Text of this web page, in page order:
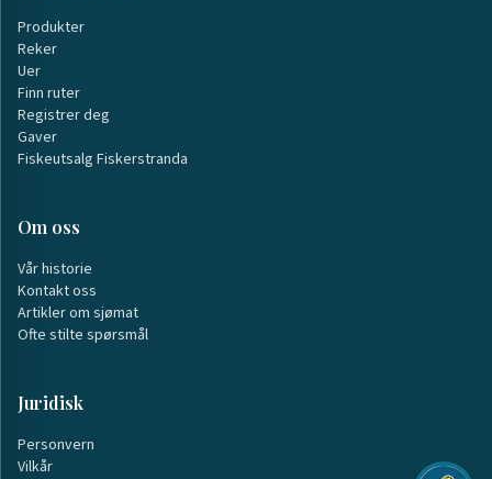
Produkter
Reker
Uer
Finn ruter
Registrer deg
Gaver
Fiskeutsalg Fiskerstranda
Om oss
Vår historie
Kontakt oss
Artikler om sjømat
Ofte stilte spørsmål
Juridisk
Personvern
Vilkår